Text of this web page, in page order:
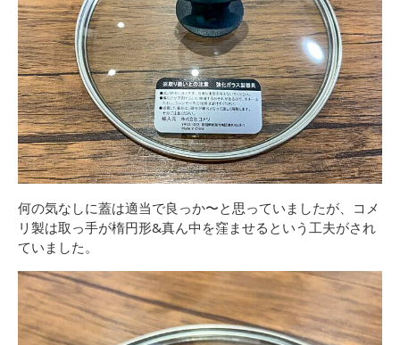
何の気なしに蓋は適当で良っか〜と思っていましたが、コメ
リ製は取っ手が楕円形&真ん中を窪ませるという工夫がされ
ていました。